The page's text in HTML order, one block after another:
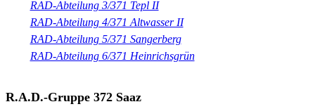
RAD-Abteilung 3/371 Tepl II
RAD-Abteilung 4/371 Altwasser II
RAD-Abteilung 5/371 Sangerberg
RAD-Abteilung 6/371 Heinrichsgrün
R.A.D.-Gruppe 372 Saaz